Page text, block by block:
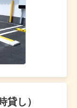
貸し）